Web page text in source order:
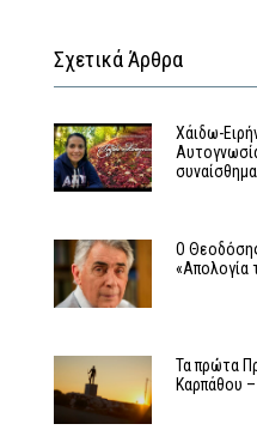
Σχετικά Άρθρα
Χάιδω-
συναίσθημα
Ο
«Απολογία
Τα πρώτα
Καρπάθου –